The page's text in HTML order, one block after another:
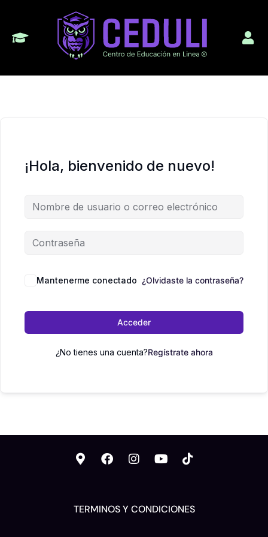
¡Hola, bienvenido de nuevo!
Mantenerme conectado ¿Olvidaste la contraseña?
Acceder
¿No tienes una cuenta?Regístrate ahora
TERMINOS Y CONDICIONES